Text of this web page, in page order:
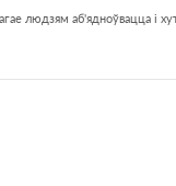
людзям аб'ядноўвацца і